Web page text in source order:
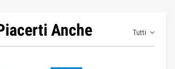
Tutti
Anche